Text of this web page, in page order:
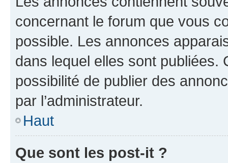
concernant le forum que vous
possible. Les annonces
dans lequel elles sont publiées.
possibilité de publier des
par l’administrateur.
Haut
Que sont les post-it ?